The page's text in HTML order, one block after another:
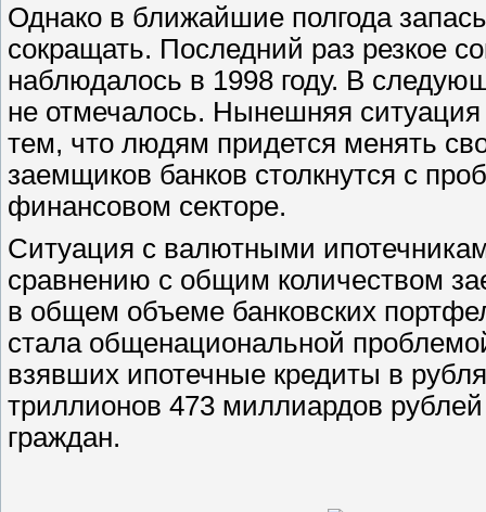
Однако в ближайшие полгода
сокращать. Последний раз резкое
наблюдалось в 1998 году. В
не отмечалось. Нынешняя
тем, что людям придется менять
заемщиков банков столкнутся с
финансовом секторе.
Ситуация с валютными
сравнению с общим количеством
в общем объеме банковских
стала общенациональной
взявших ипотечные кредиты в
триллионов 473 миллиардов
граждан.